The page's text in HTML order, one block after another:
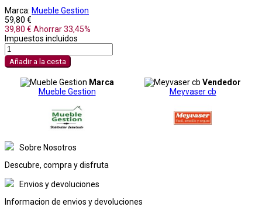
Marca: Mueble Gestion
59,80 €
39,80 € Ahorrar 33,45%
Impuestos incluidos
Añadir a la cesta
Marca
Mueble Gestion
Vendedor
Meyvaser cb
Sobre Nosotros
Descubre, compra y disfruta
Envios y devoluciones
Informacion de envios y devoluciones